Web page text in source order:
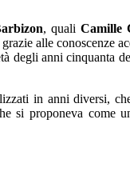
, qualiCamille
alle conoscenze
degli anni cinquanta
in anni diversi,
si proponeva come